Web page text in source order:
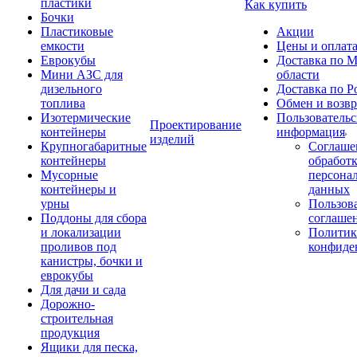
пластики
Бочки
Пластиковые
емкости
Еврокубы
Мини АЗС для
дизельного
топлива
Изотермические
контейнеры
Крупногабаритные
контейнеры
Мусорные
контейнеры и
урны
Поддоны для сбора
и локализации
проливов под
канистры, бочки и
еврокубы
Для дачи и сада
Дорожно-
строительная
продукция
Ящики для песка,
Проектирование
изделий
Как купить
Акции
Цены и оплата
Доставка по
области
Доставка по
Обмен и
информация
данных